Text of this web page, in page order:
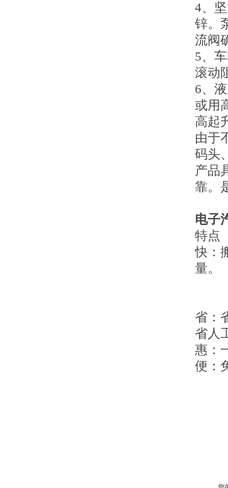
4、
锌。
流阀
5、
滚动
6、
或用
高起
由于
码头
产品
靠。
电子
特点
快
量。
省
省人
惠
便